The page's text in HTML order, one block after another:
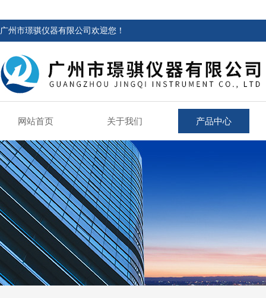
广州市璟骐仪器有限公司欢迎您！
网站首页 关于我们 产品中心